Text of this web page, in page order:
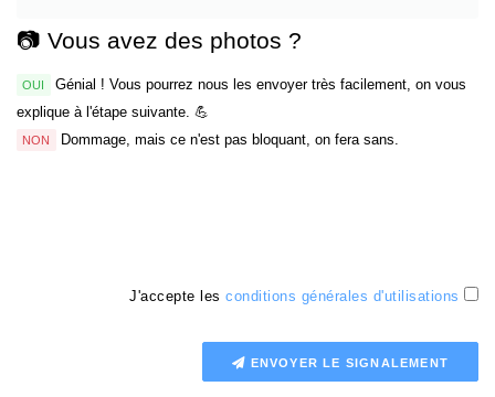
📷 Vous avez des photos ?
OUI
Génial ! Vous pourrez nous les envoyer très facilement, on vous
explique à l'étape suivante. 💪
NON Dommage, mais ce n'est pas bloquant, on fera sans.
J'accepte les conditions générales d'utilisations
ENVOYER LE SIGNALEMENT